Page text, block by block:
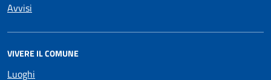
Avvisi
VIVERE IL COMUNE
Luoghi